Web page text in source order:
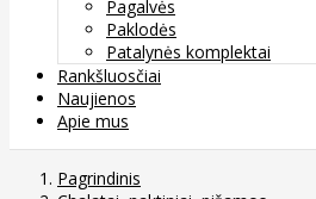
Pagalvės
Paklodės
Patalynės komplektai
Rankšluosčiai
Naujienos
Apie mus
Pagrindinis